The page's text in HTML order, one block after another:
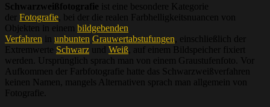
Schwarzweißfotografie ist eine besondere Kategorie
der Fotografie , bei der die realen Farbhelligkeitsnuancen von
Objekten in einem bildgebenden
Verfahren in unbunten Grauwertabstufungen , einschließlich der
Extremwerte Schwarz und Weiß , auf einem Bildspeicher fixiert
werden. Ursprünglich sprach man von einem Graustufenfoto. Vor
Aufkommen der Farbfotografie hatte das Schwarzweißverfahren
keinen Namen, mangels Alternativen sprach man allgemein von
Fotografie.